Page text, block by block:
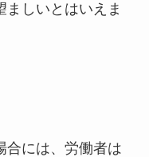
しいとはいえま
合には、労働者は